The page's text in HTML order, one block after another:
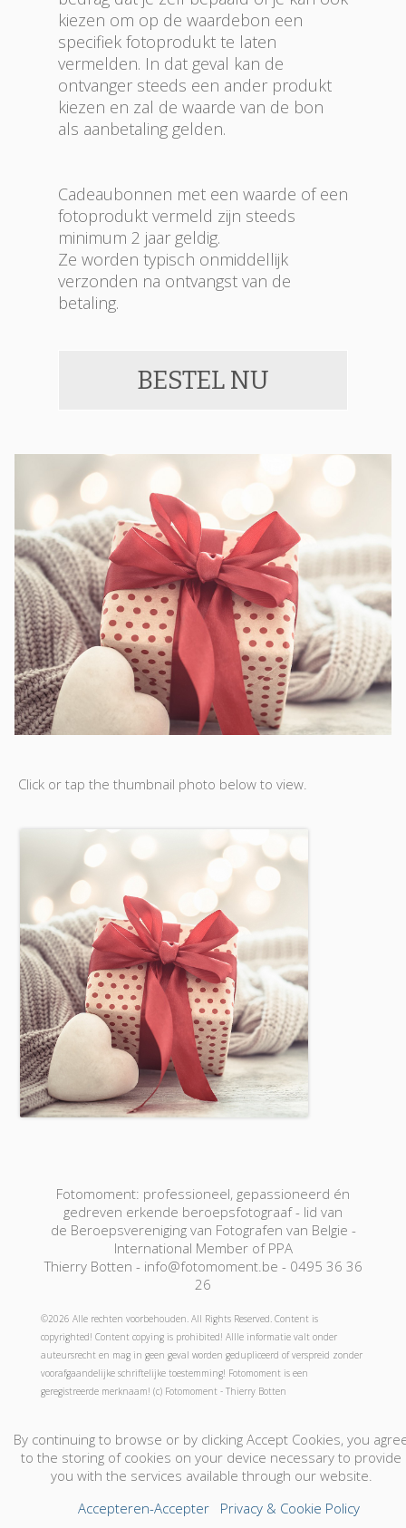
kiezen om op de waardebon een
specifiek fotoprodukt te laten
vermelden. In dat geval kan de
ontvanger steeds een ander produkt
kiezen en zal de waarde van de bon
als aanbetaling gelden.
Cadeaubonnen met een waarde of een
fotoprodukt vermeld zijn steeds
minimum 2 jaar geldig.
Ze worden typisch onmiddellijk
verzonden na ontvangst van de
betaling.
BESTEL NU
Click or tap the thumbnail photo below to view.
Fotomoment: professioneel, gepassioneerd én
gedreven erkende beroepsfotograaf - lid van
de Beroepsvereniging van Fotografen van Belgie -
International Member of PPA
Thierry Botten - info@fotomoment.be - 0495 36 36
26
©2026 Alle rechten voorbehouden. All Rights Reserved. Content is
copyrighted! Content copying is prohibited! Allle informatie valt onder
auteursrecht en mag in geen geval worden gedupliceerd of verspreid zonder
voorafgaandelijke schriftelijke toestemming! Fotomoment is een
geregistreerde merknaam! (c) Fotomoment - Thierry Botten
Fotograaf-Photographe Jouw foto's-Vos Photos
Boek Nu - Réservation Cadeaubon! - Bon Cadeau!
Contact
By continuing to browse or by clicking Accept Cookies, you
to the storing of cookies on your device necessary to provide
you with the services available through our website.
Accepteren-Accepter
Privacy & Cookie Policy